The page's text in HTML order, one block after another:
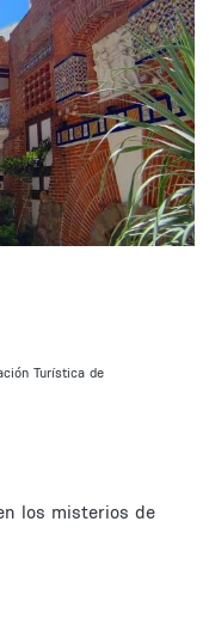
Turística de
los misterios de